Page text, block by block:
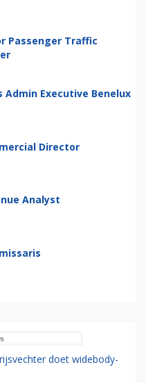
Passenger Traffic
Admin Executive Benelux
Director
Analyst
doet widebody-